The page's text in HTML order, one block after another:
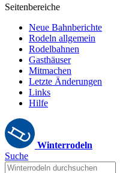
Seitenbereiche
Neue Bahnberichte
Rodeln allgemein
Rodelbahnen
Gasthäuser
Mitmachen
Letzte Änderungen
Links
Hilfe
Winterrodeln
Suche